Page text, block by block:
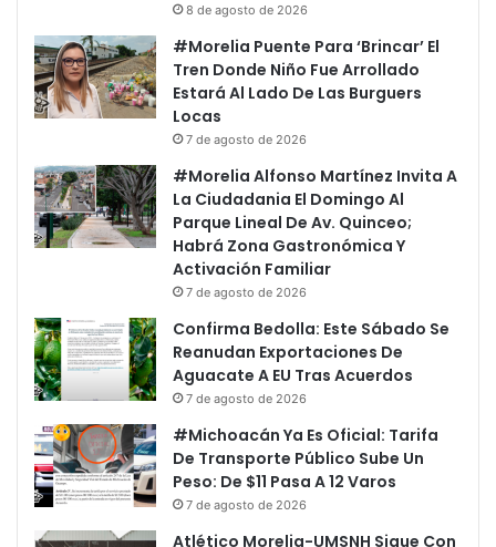
8 de agosto de 2026
#Morelia Puente Para ‘Brincar’ El
Tren Donde Niño Fue Arrollado
Estará Al Lado De Las Burguers
Locas
7 de agosto de 2026
#Morelia Alfonso Martínez Invita A
La Ciudadania El Domingo Al
Parque Lineal De Av. Quinceo;
Habrá Zona Gastronómica Y
Activación Familiar
7 de agosto de 2026
Confirma Bedolla: Este Sábado Se
Reanudan Exportaciones De
Aguacate A EU Tras Acuerdos
7 de agosto de 2026
#Michoacán Ya Es Oficial: Tarifa
De Transporte Público Sube Un
Peso: De $11 Pasa A 12 Varos
7 de agosto de 2026
Atlético Morelia-UMSNH Sigue Con